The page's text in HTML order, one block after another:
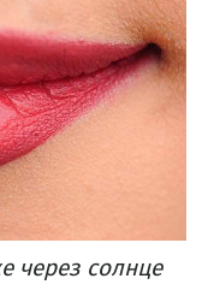
через солнце